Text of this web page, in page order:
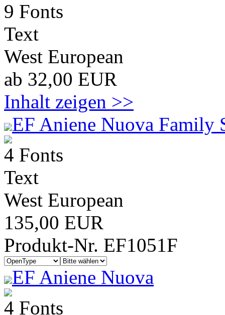
9 Fonts
Text
West European
ab 32,00 EUR
Inhalt zeigen >>
EF Aniene Nuova Family
4 Fonts
Text
West European
135,00 EUR
Produkt-Nr. EF1051F
EF Aniene Nuova
4 Fonts